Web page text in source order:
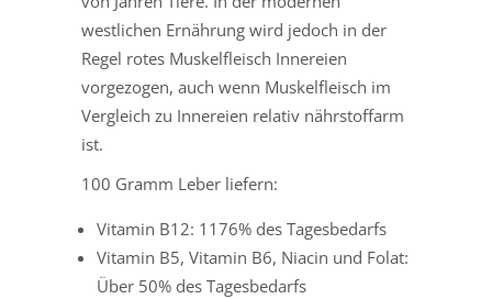
westlichen Ernährung wird jedoch in der
Regel rotes Muskelfleisch Innereien
vorgezogen, auch wenn Muskelfleisch im
Vergleich zu Innereien relativ nährstoffarm
ist.
100 Gramm Leber liefern:
Vitamin B12: 1176% des Tagesbedarfs
Vitamin B5, Vitamin B6, Niacin und Folat:
Über 50% des Tagesbedarfs